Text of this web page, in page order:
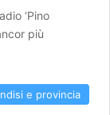
‘Pino
più
e provincia